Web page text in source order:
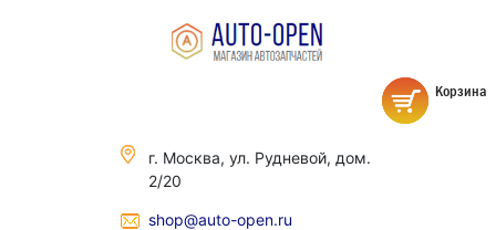
г. Москва, ул. Рудневой, дом.
2/20
shop@auto-open.ru
Корзина